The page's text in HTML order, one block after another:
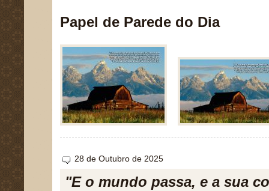
Papel de Parede do Dia
28 de Outubro de 2025
"E o mundo passa, e a sua